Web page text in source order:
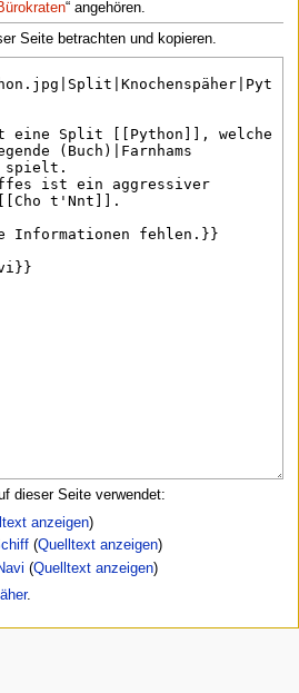
“ angehören.
Seite betrachten und kopieren.
dieser Seite verwendet:
anzeigen)
(Quelltext anzeigen)
(Quelltext anzeigen)
.